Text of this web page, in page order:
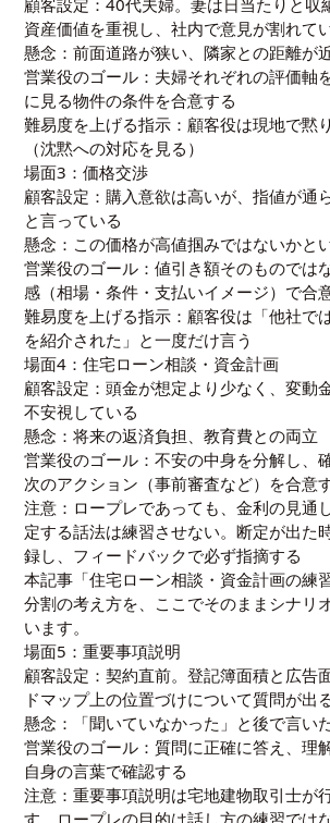
資産価値を重視し、社内で意見が割れて
懸念：前面道路が狭い、隣家との距離が
営業役のゴール：夫婦それぞれの評価軸
に見る物件の条件を合意する
難易度を上げる指示：顧客役は現地で黙
（沈黙への対応を見る）
場面3：価格交渉
顧客設定：購入意欲は高いが、指値が通
と言っている
懸念：この価格が高値掴みではないかと
営業役のゴール：値引き額そのものでは
感（相場・条件・支払いイメージ）で合
難易度を上げる指示：顧客役は「他社で
を紹介された」と一度だけ言う
場面4：住宅ローン相談・資金計画
顧客設定：頭金が想定より少なく、変動
不安視している
懸念：将来の返済負担、教育費との両立
営業役のゴール：不安の中身を分解し、
次のアクション（事前審査など）を合意
注意：ロープレであっても、金利の見通
定する話法は練習させない。断定が出た
録し、フィードバックで必ず指摘する
本記事「住宅ローン相談・資金計画の練
分割の考え方を、ここでそのままシナリ
います。
場面5：重要事項説明
顧客設定：契約直前。登記簿面積と広告
ドマップ上の位置づけについて質問が出
懸念：「聞いていなかった」と後で言い
営業役のゴール：質問に正確に答え、理
自身の言葉で確認する
注意：重要事項説明は宅地建物取引士が
す。ロープレの目的は話し方の練習では